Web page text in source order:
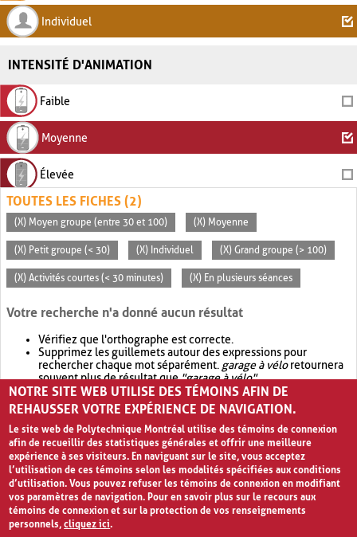
Individuel
INTENSITÉ D'ANIMATION
Faible
Moyenne
Élevée
TOUTES LES FICHES (2)
(X) Moyen groupe (entre 30 et 100) (X) Moyenne
(X) Petit groupe (< 30) (X) Individuel (X) Grand groupe (> 100)
(X) Activités courtes (< 30 minutes) (X) En plusieurs séances
Votre recherche n'a donné aucun résultat
Vérifiez que l'orthographe est correcte.
Supprimez les guillemets autour des expressions pour
rechercher chaque mot séparément. garage à véloretournera
souvent plus de résultat que"garage à vélo".
Envisagez d'élargir votre recherche avec OR.garage OR vélo
retournera souvent plus de résultat quegarage à vélo
NOTRE SITE WEB UTILISE DES TÉMOINS AFIN DE
REHAUSSER VOTRE EXPÉRIENCE DE NAVIGATION.
Le site web de Polytechnique Montréal utilise des témoins de connexion
afin de recueillir des statistiques générales et offrir une meilleure
expérience à ses visiteurs. En naviguant sur le site, vous acceptez
l’utilisation de ces témoins selon les modalités spécifiées aux conditions
d’utilisation. Vous pouvez refuser les témoins de connexion en modifiant
vos paramètres de navigation. Pour en savoir plus sur le recours aux
témoins de connexion et sur la protection de vos renseignements
personnels,cliquez ici.